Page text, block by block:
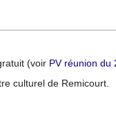
(voir PV réunion du
culturel de Remicourt.